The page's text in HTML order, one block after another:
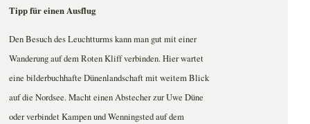
Tipp für einen Ausflug
Den Besuch des Leuchtturms kann man gut mit einer
Wanderung auf dem Roten Kliff verbinden. Hier wartet
eine bilderbuchhafte Dünenlandschaft mit weitem Blick
auf die Nordsee. Macht einen Abstecher zur Uwe Düne
oder verbindet Kampen und Wenningsted auf dem